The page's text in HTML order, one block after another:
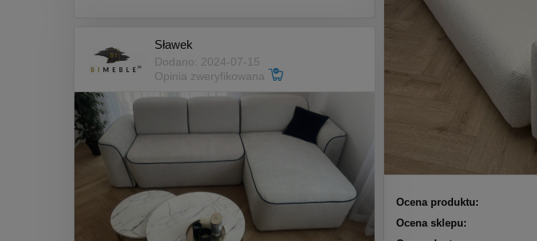
Ocena produktu:
Ocena sklepu:
Sławek
Dodano: 2024-07-15
Opinia zweryfikowana